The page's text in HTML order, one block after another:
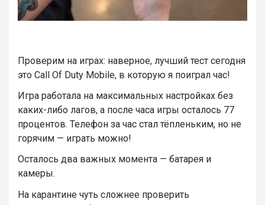
Проверим на играх: наверное, лучший тест сегодня
это Call Of Duty Mobile, в которую я поиграл час!
Игра работала на максимальных настройках без
каких-либо лагов, а после часа игры осталось 77
процентов. Телефон за час стал тёпленьким, но не
горячим — играть можно!
Осталось два важных момента — батарея и
камеры.
На карантине чуть сложнее проверить